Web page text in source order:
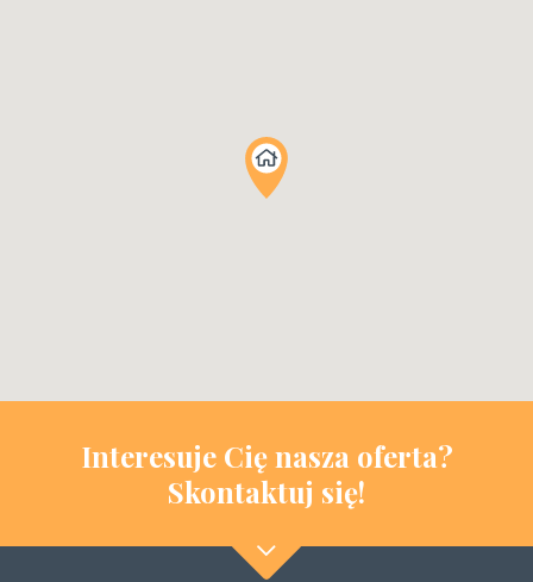
Interesuje Cię nasza oferta?
Skontaktuj się!